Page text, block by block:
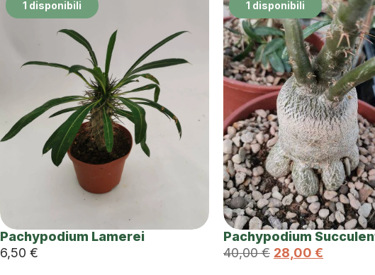
1 disponibili
Pachypodium Lamerei
6,50 €
1 disponibili
Pachypodium
40,00€ 28,00 €